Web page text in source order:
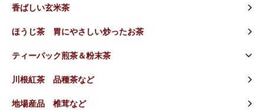
香ばしい玄米茶
ほうじ茶 胃にやさしい炒ったお茶
ティーパック煎茶＆粉末茶
川根紅茶 品種茶など
地場産品 椎茸など